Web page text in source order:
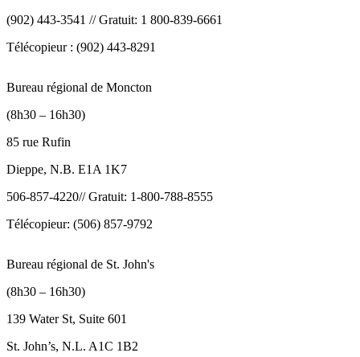
(902) 443-3541 // Gratuit: 1 800-839-6661
Télécopieur : (902) 443-8291
Bureau régional de Moncton
(8h30 – 16h30)
85 rue Rufin
Dieppe, N.B. E1A 1K7
506-857-4220// Gratuit: 1-800-788-8555
Télécopieur: (506) 857-9792
Bureau régional de St. John's
(8h30 – 16h30)
139 Water St, Suite 601
St. John’s, N.L. A1C 1B2